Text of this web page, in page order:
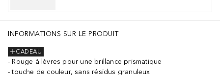
INFORMATIONS SUR LE PRODUIT
CADEAU
Rouge à lèvres pour une brillance prismatique
touche de couleur, sans résidus granuleux